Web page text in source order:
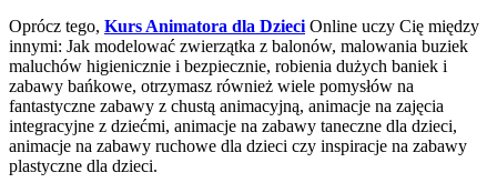
Oprócz tego, Kurs Animatora dla DzieciOnline uczy Cię między
innymi: Jak modelować zwierzątka z balonów, malowania buziek
maluchów higienicznie i bezpiecznie, robienia dużych baniek i
zabawy bańkowe, otrzymasz również wiele pomysłów na
fantastyczne zabawy z chustą animacyjną, animacje na zajęcia
integracyjne z dziećmi, animacje na zabawy taneczne dla dzieci,
animacje na zabawy ruchowe dla dzieci czy inspiracje na zabawy
plastyczne dla dzieci.